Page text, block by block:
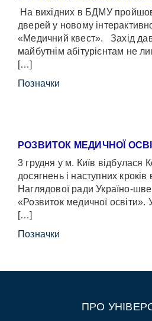
На вихідних в БДМУ
дверей у новому
«Медичний квест». Захід
майбутнім абітурієнтам не
[…]
Позначки
РОЗВИТОК МЕДИЧНОЇ
3 грудня у м. Київ відбулася
досягнень і наступних
Наглядової ради Україно-
«Розвиток медичної освіти».
[…]
Позначки
ПРО